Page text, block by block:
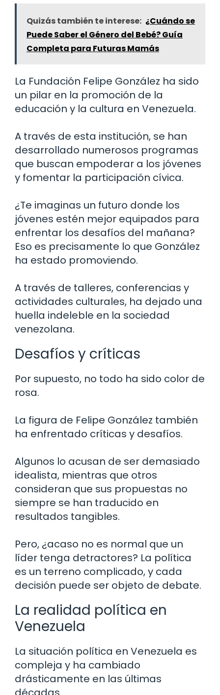
Quizás también te interese: ¿Cuándo se
Puede Saber el Género del Bebé? Guía
Completa para Futuras Mamás
La Fundación Felipe González ha sido
un pilar en la promoción de la
educación y la cultura en Venezuela.
A través de esta institución, se han
desarrollado numerosos programas
que buscan empoderar a los jóvenes
y fomentar la participación cívica.
¿Te imaginas un futuro donde los
jóvenes estén mejor equipados para
enfrentar los desafíos del mañana?
Eso es precisamente lo que González
ha estado promoviendo.
A través de talleres, conferencias y
actividades culturales, ha dejado una
huella indeleble en la sociedad
venezolana.
Desafíos y críticas
Por supuesto, no todo ha sido color de
rosa.
La figura de Felipe González también
ha enfrentado críticas y desafíos.
Algunos lo acusan de ser demasiado
idealista, mientras que otros
consideran que sus propuestas no
siempre se han traducido en
resultados tangibles.
Pero, ¿acaso no es normal que un
líder tenga detractores? La política
es un terreno complicado, y cada
decisión puede ser objeto de debate.
La realidad política en
Venezuela
La situación política en Venezuela es
compleja y ha cambiado
drásticamente en las últimas